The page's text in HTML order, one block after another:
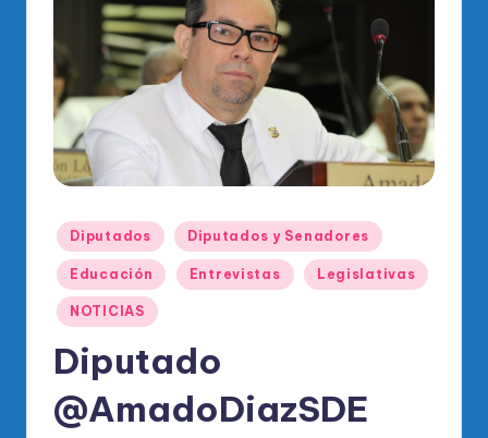
di
o
O
fi
al
el
R
Publicado
en
Diputados Diputados y Senadores
Educación Entrevistas Legislativas
NOTICIAS
Diputado
@AmadoDiazSDE